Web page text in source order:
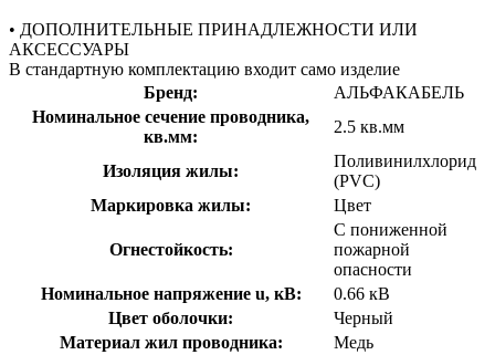
• ДОПОЛНИТЕЛЬНЫЕ ПРИНАДЛЕЖНОСТИ ИЛИ
АКСЕССУАРЫ
В стандартную комплектацию входит само изделие
Бренд:
АЛЬФАКАБЕЛЬ
Номинальное сечение проводника,
кв.мм:
2.5 кв.мм
Изоляция жилы:
Поливинилхлорид
(PVC)
Маркировка жилы:
Цвет
Огнестойкость:
С пониженной
пожарной
опасности
Номинальное напряжение u, кВ:
0.66 кВ
Цвет оболочки:
Черный
Материал жил проводника:
Медь